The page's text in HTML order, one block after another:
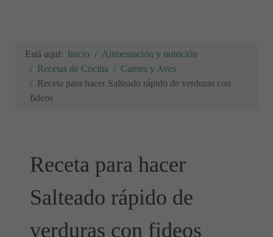
Está aquí: Inicio
Alimentación y nutrición
Recetas de Cocina
Carnes y Aves
Receta para hacer Salteado rápido de verduras con
fideos
Receta para hacer
Salteado rápido de
verduras con fideos